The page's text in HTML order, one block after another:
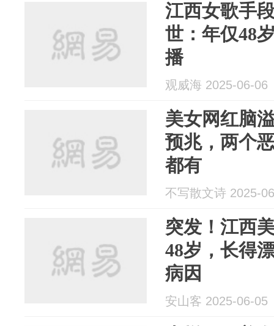
江西女歌手
世：年仅48
播
观威海 2025-06-06
美女网红脑
预兆，两个
都有
不写散文诗 2025-
突发！江西
48岁，长得
病因
安山客 2025-06-05